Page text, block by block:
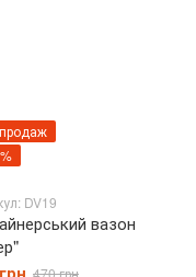
DV19
вазон
470 грн